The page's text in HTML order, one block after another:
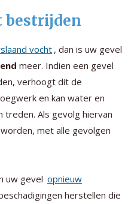
bestrijden
vocht , dan is uw gevel
meer. Indien een gevel
verhoogt dit de
en kan water en
treden. Als gevolg hiervan
met alle gevolgen
uw gevel opnieuw
herstellen die